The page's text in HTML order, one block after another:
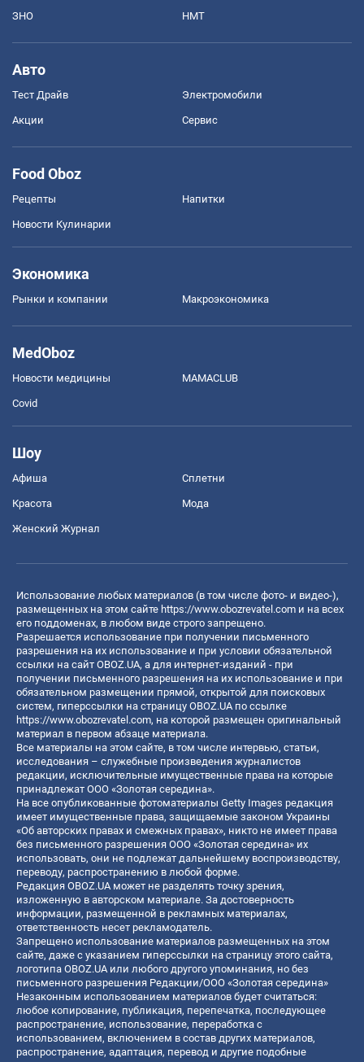
ЗНО НМТ
Авто
Тест Драйв Электромобили
Акции Сервис
Food Oboz
Рецепты Напитки
Новости Кулинарии
Экономика
Рынки и компании Mакроэкономика
MedOboz
Новости медицины MAMACLUB
Covid
Шоу
Афиша Сплетни
Красота Мода
Женский Журнал
Использование любых материалов (в том числе фото- и видео-),
размещенных на этом сайте https://www.obozrevatel.com и на всех
его поддоменах, в любом виде строго запрещено.
Разрешается использование при получении письменного
разрешения на их использование и при условии обязательной
ссылки на сайт OBOZ.UA, а для интернет-изданий - при
получении письменного разрешения на их использование и при
обязательном размещении прямой, открытой для поисковых
систем, гиперссылки на страницу OBOZ.UA по ссылке
https://www.obozrevatel.com, на которой размещен оригинальный
материал в первом абзаце материала.
Все материалы на этом сайте, в том числе интервью, статьи,
исследования – служебные произведения журналистов
редакции, исключительные имущественные права на которые
принадлежат ООО «Золотая середина».
На все опубликованные фотоматериалы Getty Images редакция
имеет имущественные права, защищаемые законом Украины
«Об авторских правах и смежных правах», никто не имеет права
без письменного разрешения ООО «Золотая середина» их
использовать, они не подлежат дальнейшему воспроизводству,
переводу, распространению в любой форме.
Редакция OBOZ.UA может не разделять точку зрения,
изложенную в авторском материале. За достоверность
информации, размещенной в рекламных материалах,
ответственность несет рекламодатель.
Запрещено использование материалов размещенных на этом
сайте, даже с указанием гиперссылки на страницу этого сайта,
логотипа OBOZ.UA или любого другого упоминания, но без
письменного разрешения Редакции/ООО «Золотая середина»
Незаконным использованием материалов будет считаться:
любое копирование, публикация, перепечатка, последующее
распространение, использование, переработка с
использованием, включением в состав других материалов,
распространение, адаптация, перевод и другие подобные